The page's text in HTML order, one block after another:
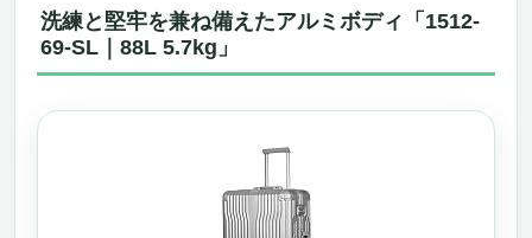
洗練と堅牢を兼ね備えたアルミボディ「1512-
69-SL｜88L 5.7kg」